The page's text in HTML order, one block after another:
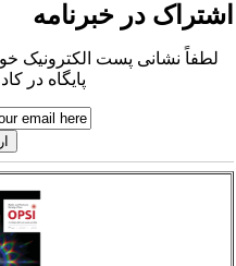
در خبرنامه
لطفاً نشانی پست الکترونیک
پایگاه در